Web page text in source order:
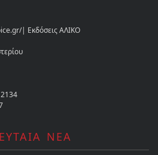
| Εκδόσεις ΑΛΙΚΟ
ΝΕΑ